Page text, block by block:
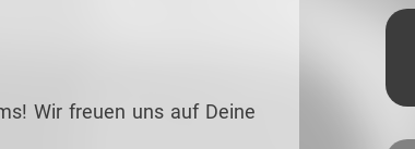
Wir freuen uns auf Deine